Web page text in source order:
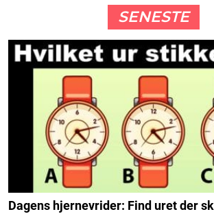
SENESTE
Dagens hjernevrider: Find uret der